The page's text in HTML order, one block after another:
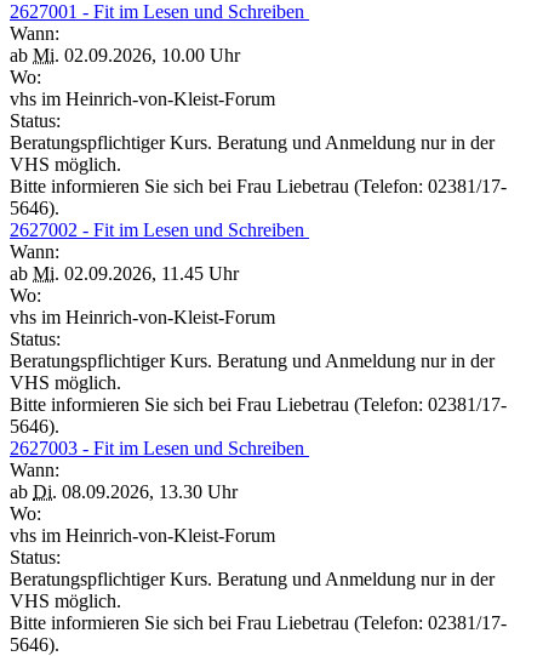
2627001 - Fit im Lesen und Schreiben
Wann:
ab Mi. 02.09.2026, 10.00 Uhr
Wo:
vhs im Heinrich-von-Kleist-Forum
Status:
Beratungspflichtiger Kurs. Beratung und Anmeldung nur in der
VHS möglich.
Bitte informieren Sie sich bei Frau Liebetrau (Telefon: 02381/17-
5646).
2627002 - Fit im Lesen und Schreiben
Wann:
ab Mi. 02.09.2026, 11.45 Uhr
Wo:
vhs im Heinrich-von-Kleist-Forum
Status:
Beratungspflichtiger Kurs. Beratung und Anmeldung nur in der
VHS möglich.
Bitte informieren Sie sich bei Frau Liebetrau (Telefon: 02381/17-
5646).
2627003 - Fit im Lesen und Schreiben
Wann:
ab Di. 08.09.2026, 13.30 Uhr
Wo:
vhs im Heinrich-von-Kleist-Forum
Status:
Beratungspflichtiger Kurs. Beratung und Anmeldung nur in der
VHS möglich.
Bitte informieren Sie sich bei Frau Liebetrau (Telefon: 02381/17-
5646).